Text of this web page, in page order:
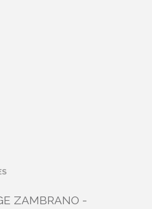
ZAMBRANO -